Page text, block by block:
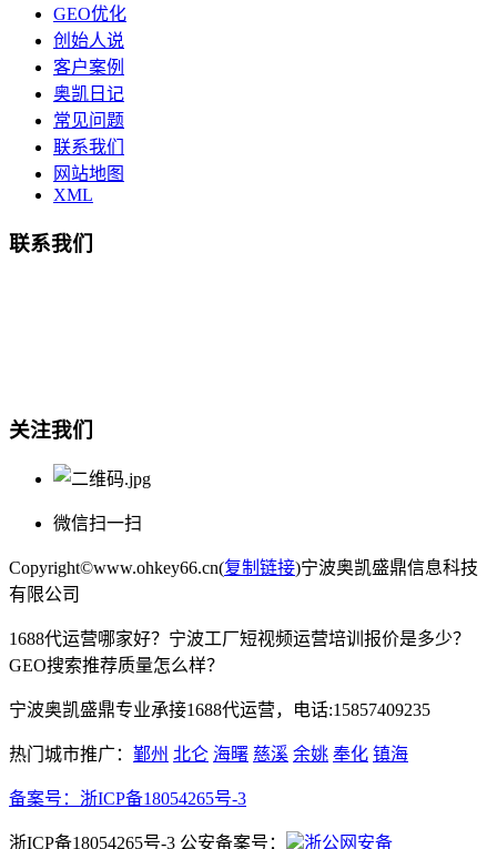
GEO优化
创始人说
客户案例
奥凯日记
常见问题
联系我们
网站地图
XML
联系我们
关注我们
微信扫一扫
Copyright©www.ohkey66.cn(复制链接)宁波奥凯盛鼎信息科技
有限公司
1688代运营哪家好？宁波工厂短视频运营培训报价是多少？
GEO搜索推荐质量怎么样？
宁波奥凯盛鼎专业承接1688代运营，电话:15857409235
热门城市推广： 鄞州 北仑 海曙 慈溪 余姚 奉化 镇海
备案号： 浙ICP备18054265号-3
浙ICP备18054265号-3 公安备案号： 浙公网安备